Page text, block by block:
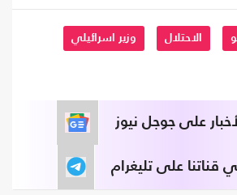
الاحتلال وزير اسرائيلي
على جوجل نيوز
قناتنا على تليغرام